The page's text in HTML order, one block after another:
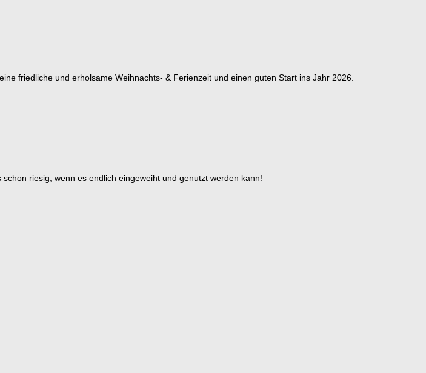
friedliche und erholsame Weihnachts- & Ferienzeit und einen guten Start ins Jahr 2026.
riesig, wenn es endlich eingeweiht und genutzt werden kann!